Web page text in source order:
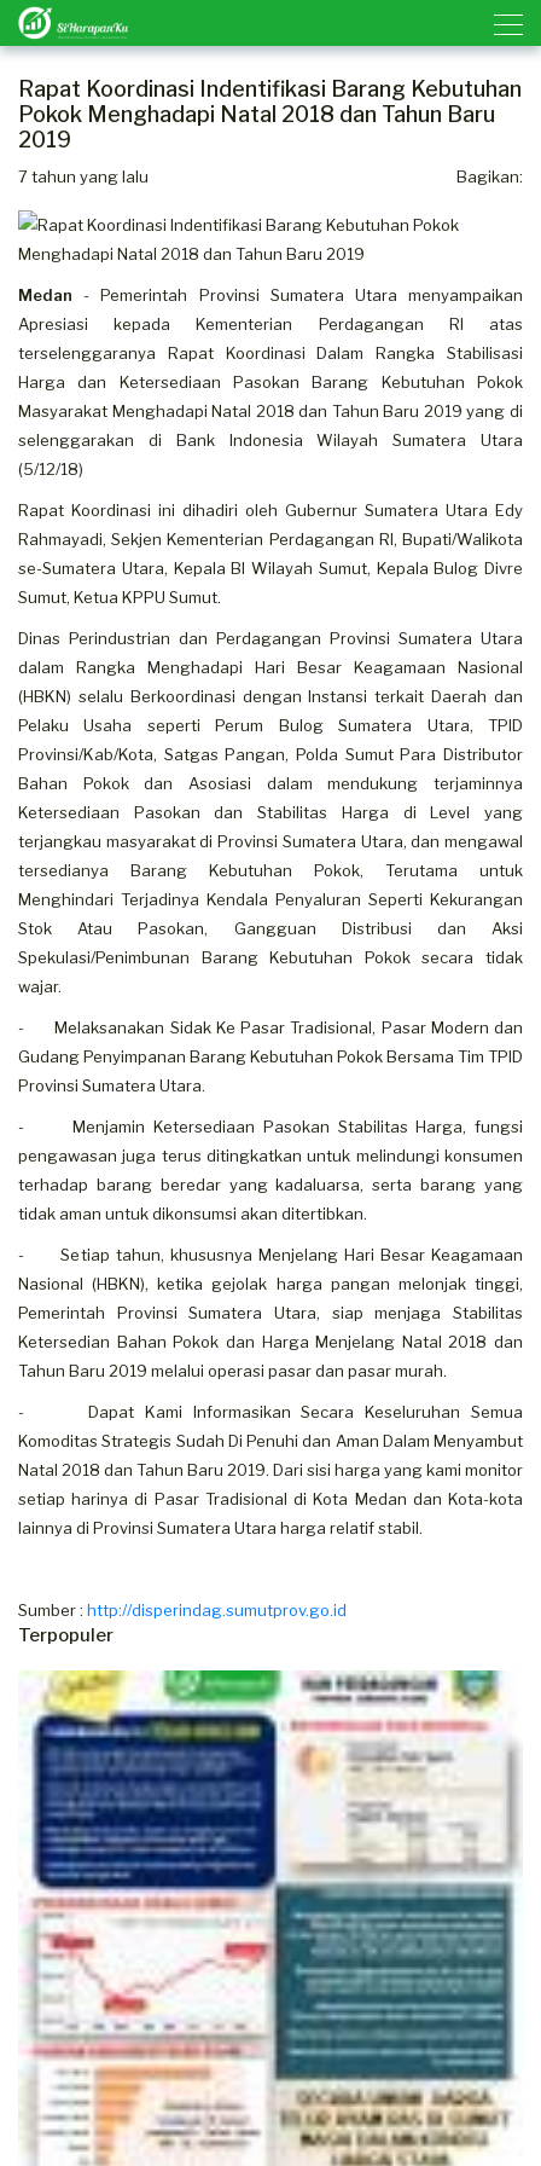
Rapat Koordinasi Indentifikasi Barang Kebutuhan
Pokok Menghadapi Natal 2018 dan Tahun Baru
2019
7 tahun yang lalu Bagikan:
Medan - Pemerintah Provinsi Sumatera Utara menyampaikan
Apresiasi kepada Kementerian Perdagangan RI atas
terselenggaranya Rapat Koordinasi Dalam Rangka Stabilisasi
Harga dan Ketersediaan Pasokan Barang Kebutuhan Pokok
Masyarakat Menghadapi Natal 2018 dan Tahun Baru 2019 yang di
selenggarakan di Bank Indonesia Wilayah Sumatera Utara
(5/12/18)
Rapat Koordinasi ini dihadiri oleh Gubernur Sumatera Utara Edy
Rahmayadi, Sekjen Kementerian Perdagangan RI, Bupati/Walikota
se-Sumatera Utara, Kepala BI Wilayah Sumut, Kepala Bulog Divre
Sumut, Ketua KPPU Sumut.
Dinas Perindustrian dan Perdagangan Provinsi Sumatera Utara
dalam Rangka Menghadapi Hari Besar Keagamaan Nasional
(HBKN) selalu Berkoordinasi dengan Instansi terkait Daerah dan
Pelaku Usaha seperti Perum Bulog Sumatera Utara, TPID
Provinsi/Kab/Kota, Satgas Pangan, Polda Sumut Para Distributor
Bahan Pokok dan Asosiasi dalam mendukung terjaminnya
Ketersediaan Pasokan dan Stabilitas Harga di Level yang
terjangkau masyarakat di Provinsi Sumatera Utara, dan mengawal
tersedianya Barang Kebutuhan Pokok, Terutama untuk
Menghindari Terjadinya Kendala Penyaluran Seperti Kekurangan
Stok Atau Pasokan, Gangguan Distribusi dan Aksi
Spekulasi/Penimbunan Barang Kebutuhan Pokok secara tidak
wajar.
- Melaksanakan Sidak Ke Pasar Tradisional, Pasar Modern dan
Gudang Penyimpanan Barang Kebutuhan Pokok Bersama Tim TPID
Provinsi Sumatera Utara.
- Menjamin Ketersediaan Pasokan Stabilitas Harga, fungsi
pengawasan juga terus ditingkatkan untuk melindungi konsumen
terhadap barang beredar yang kadaluarsa, serta barang yang
tidak aman untuk dikonsumsi akan ditertibkan.
- Setiap tahun, khususnya Menjelang Hari Besar Keagamaan
Nasional (HBKN), ketika gejolak harga pangan melonjak tinggi,
Pemerintah Provinsi Sumatera Utara, siap menjaga Stabilitas
Ketersedian Bahan Pokok dan Harga Menjelang Natal 2018 dan
Tahun Baru 2019 melalui operasi pasar dan pasar murah.
- Dapat Kami Informasikan Secara Keseluruhan Semua
Komoditas Strategis Sudah Di Penuhi dan Aman Dalam Menyambut
Natal 2018 dan Tahun Baru 2019. Dari sisi harga yang kami monitor
setiap harinya di Pasar Tradisional di Kota Medan dan Kota-kota
lainnya di Provinsi Sumatera Utara harga relatif stabil.
Sumber : http://disperindag.sumutprov.go.id
Terpopuler